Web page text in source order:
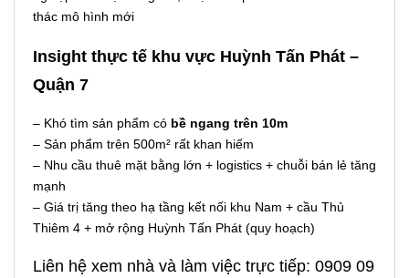
thác mô hình mới
Insight thực tế khu vực Huỳnh Tấn Phát –
Quận 7
– Khó tìm sản phẩm có bề ngang trên 10m
– Sản phẩm trên 500m² rất khan hiếm
– Nhu cầu thuê mặt bằng lớn + logistics + chuỗi bán lẻ tăng
mạnh
– Giá trị tăng theo hạ tầng kết nối khu Nam + cầu Thủ
Thiêm 4 + mở rộng Huỳnh Tấn Phát (quy hoạch)
Liên hệ xem nhà và làm việc trực tiếp: 0909 09